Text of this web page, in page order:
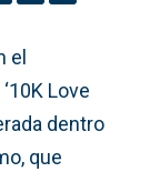
el
Love
dentro
que